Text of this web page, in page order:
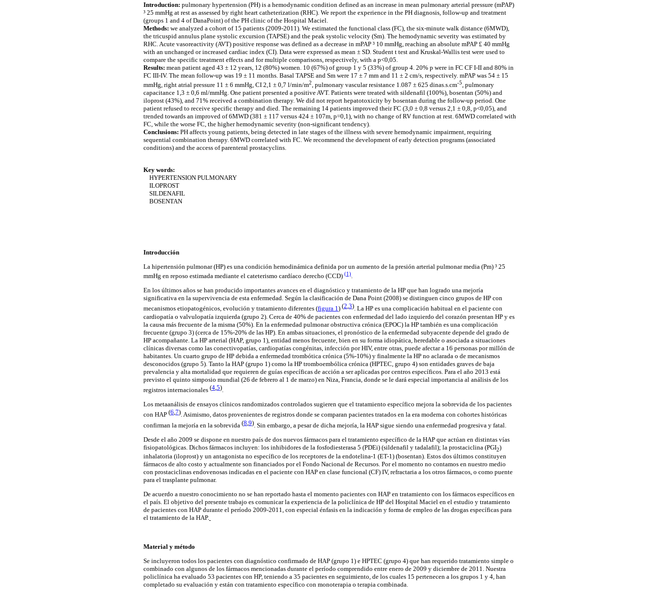
Introduction: pulmonary hypertension (PH) is a hemodynamic condition defined as an increase in mean pulmonary arterial pressure (mPAP)
³ 25 mmHg at rest as assessed by right heart catheterization (RHC). We report the experience in the PH diagnosis, follow-up and treatment
(groups 1 and 4 of DanaPoint) of the PH clinic of the Hospital Maciel.
Methods: we analyzed a cohort of 15 patients (2009-2011). We estimated the functional class (FC), the six-minute walk distance (6MWD),
the tricuspid annulus plane systolic excursion (TAPSE) and the peak systolic velocity (Sm). The hemodynamic severity was estimated by
RHC. Acute vasoreactivity (AVT) positive response was defined as a decrease in mPAP ³ 10 mmHg, reaching an absolute mPAP £ 40 mmHg
with an unchanged or increased cardiac index (CI). Data were expressed as mean ± SD. Student t test and Kruskal-Wallis test were used to
compare the specific treatment effects and for multiple comparisons, respectively, with a p<0,05.
Results: mean patient aged 43 ± 12 years, 12 (80%) women. 10 (67%) of group 1 y 5 (33%) of group 4. 20% p were in FC CF I-II and 80% in
FC III-IV. The mean follow-up was 19 ± 11 months. Basal TAPSE and Sm were 17 ± 7 mm and 11 ± 2 cm/s, respectively. mPAP was 54 ± 15
mmHg, right atrial pressure 11 ± 6 mmHg, CI 2,1 ± 0,7 l/min/m2 , pulmonary vascular resistance 1.087 ± 625 dinas.s.cm-5 , pulmonary
capacitance 1,3 ± 0,6 ml/mmHg. One patient presented a positive AVT. Patients were treated with sildenafil (100%), bosentan (50%) and
iloprost (43%), and 71% received a combination therapy. We did not report hepatotoxicity by bosentan during the follow-up period. One
patient refused to receive specific therapy and died. The remaining 14 patients improved their FC (3,0 ± 0,8 versus 2,1 ± 0,8, p<0,05), and
trended towards an improved of 6MWD (381 ± 117 versus 424 ± 107m, p=0,1), with no change of RV function at rest. 6MWD correlated with
FC, while the worse FC, the higher hemodynamic severity (non-significant tendency).
Conclusions: PH affects young patients, being detected in late stages of the illness with severe hemodynamic impairment, requiring
sequential combination therapy. 6MWD correlated with FC. We recommend the development of early detection programs (associated
conditions) and the access of parenteral prostacyclins.
Key words:
HYPERTENSION PULMONARY
ILOPROST
SILDENAFIL
BOSENTAN
Introducción
La hipertensión pulmonar (HP) es una condición hemodinámica definida por un aumento de la presión arterial pulmonar media (Pm) ³ 25
mmHg en reposo estimada mediante el cateterismo cardíaco derecho (CCD) (1).
En los últimos años se han producido importantes avances en el diagnóstico y tratamiento de la HP que han logrado una mejoría
significativa en la supervivencia de esta enfermedad. Según la clasificación de Dana Point (2008) se distinguen cinco grupos de HP con
mecanismos etiopatogénicos, evolución y tratamiento diferentes (figura 1) (2,3). La HP es una complicación habitual en el paciente con
cardiopatía o valvulopatía izquierda (grupo 2). Cerca de 40% de pacientes con enfermedad del lado izquierdo del corazón presentan HP y es
la causa más frecuente de la misma (50%). En la enfermedad pulmonar obstructiva crónica (EPOC) la HP también es una complicación
frecuente (grupo 3) (cerca de 15%-20% de las HP). En ambas situaciones, el pronóstico de la enfermedad subyacente depende del grado de
HP acompañante. La HP arterial (HAP, grupo 1), entidad menos frecuente, bien en su forma idiopática, heredable o asociada a situaciones
clínicas diversas como las conectivopatías, cardiopatías congénitas, infección por HIV, entre otras, puede afectar a 16 personas por millón de
habitantes. Un cuarto grupo de HP debida a enfermedad trombótica crónica (5%-10%) y finalmente la HP no aclarada o de mecanismos
desconocidos (grupo 5). Tanto la HAP (grupo 1) como la HP tromboembólica crónica (HPTEC, grupo 4) son entidades graves de baja
prevalencia y alta mortalidad que requieren de guías específicas de acción a ser aplicadas por centros específicos. Para el año 2013 está
previsto el quinto simposio mundial (26 de febrero al 1 de marzo) en Niza, Francia, donde se le dará especial importancia al análisis de los
registros internacionales (4 5).
Los metaanálisis de ensayos clínicos randomizados controlados sugieren que el tratamiento específico mejora la sobrevida de los pacientes
con HAP (6,7). Asimismo, datos provenientes de registros donde se comparan pacientes tratados en la era moderna con cohortes históricas
confirman la mejoría en la sobrevida (8 9). Sin embargo, a pesar de dicha mejoría, la HAP sigue siendo una enfermedad progresiva y fatal.
Desde el año 2009 se dispone en nuestro país de dos nuevos fármacos para el tratamiento específico de la HAP que actúan en distintas vías
fisiopatológicas. Dichos fármacos incluyen: los inhibidores de la fosfodiesterasa 5 (PDEi) (sildenafil y tadalafil); la prostaciclina (PGI2)
inhalatoria (iloprost) y un antagonista no específico de los receptores de la endotelina-1 (ET-1) (bosentan). Estos dos últimos constituyen
fármacos de alto costo y actualmente son financiados por el Fondo Nacional de Recursos. Por el momento no contamos en nuestro medio
con prostaciclinas endovenosas indicadas en el paciente con HAP en clase funcional (CF) IV, refractaria a los otros fármacos, o como puente
para el trasplante pulmonar.
De acuerdo a nuestro conocimiento no se han reportado hasta el momento pacientes con HAP en tratamiento con los fármacos específicos en
el país. El objetivo del presente trabajo es comunicar la experiencia de la policlínica de HP del Hospital Maciel en el estudio y tratamiento
de pacientes con HAP durante el período 2009-2011, con especial énfasis en la indicación y forma de empleo de las drogas específicas para
el tratamiento de la HAP.
Material y método
Se incluyeron todos los pacientes con diagnóstico confirmado de HAP (grupo 1) e HPTEC (grupo 4) que han requerido tratamiento simple o
combinado con algunos de los fármacos mencionadas durante el período comprendido entre enero de 2009 y diciembre de 2011. Nuestra
policlínica ha evaluado 53 pacientes con HP, teniendo a 35 pacientes en seguimiento, de los cuales 15 pertenecen a los grupos 1 y 4, han
completado su evaluación y están con tratamiento específico con monoterapia o terapia combinada.